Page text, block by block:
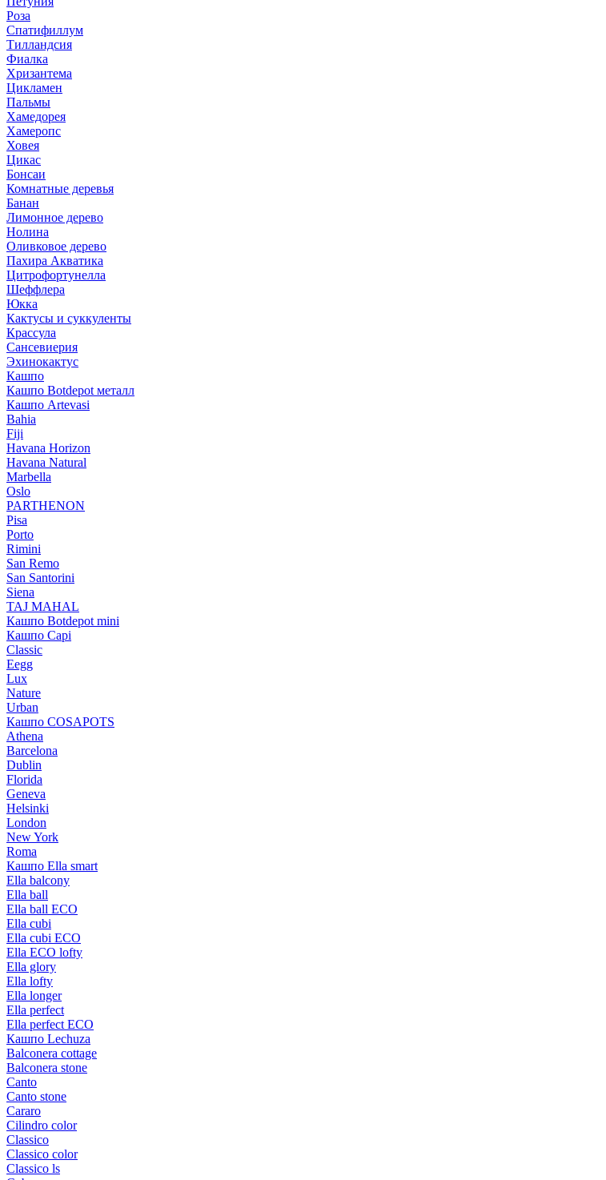
Роза
Спатифиллум
Тилландсия
Фиалка
Хризантема
Цикламен
Пальмы
Хамедорея
Хамеропс
Ховея
Цикас
Бонсаи
Комнатные деревья
Банан
Лимонное дерево
Нолина
Оливковое дерево
Пахира Акватика
Цитрофортунелла
Шеффлера
Юкка
Кактусы и суккуленты
Крассула
Сансевиерия
Эхинокактус
Кашпо
Кашпо Botdepot металл
Кашпо Artevasi
Bahia
Fiji
Havana Horizon
Havana Natural
Marbella
Oslo
PARTHENON
Pisa
Porto
Rimini
San Remo
San Santorini
Siena
TAJ MAHAL
Кашпо Botdepot mini
Кашпо Capi
Classic
Eegg
Lux
Nature
Urban
Кашпо COSAPOTS
Athena
Barcelona
Dublin
Florida
Geneva
Helsinki
London
New York
Roma
Кашпо Ella smart
Ella balcony
Ella ball
Ella ball ECO
Ella cubi
Ella cubi ECO
Ella ECO lofty
Ella glory
Ella lofty
Ella longer
Ella perfect
Ella perfect ECO
Кашпо Lechuza
Balconera cottage
Balconera stone
Canto
Canto stone
Cararo
Cilindro color
Classico
Classico color
Classico ls